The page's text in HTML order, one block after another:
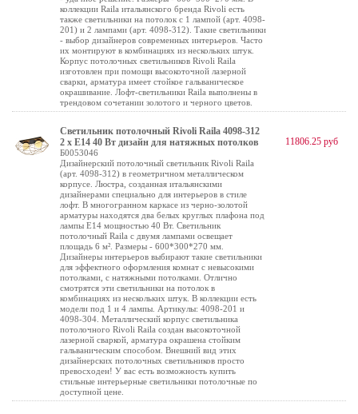
коллекции Raila итальянского бренда Rivoli есть
также светильники на потолок с 1 лампой (арт. 4098-
201) и 2 лампами (арт. 4098-312). Такие светильники
- выбор дизайнеров современных интерьеров. Часто
их монтируют в комбинациях из нескольких штук.
Корпус потолочных светильников Rivoli Raila
изготовлен при помощи высокоточной лазерной
сварки, арматура имеет стойкое гальваническое
окрашивание. Лофт-светильники Raila выполнены в
трендовом сочетании золотого и черного цветов.
Светильник потолочный Rivoli Raila 4098-312
2 х Е14 40 Вт дизайн для натяжных потолков
Б0053046
Дизайнерский потолочный светильник Rivoli Raila
(арт. 4098-312) в геометричном металлическом
корпусе. Люстра, созданная итальянскими
дизайнерами специально для интерьеров в стиле
лофт. В многогранном каркасе из черно-золотой
арматуры находятся два белых круглых плафона под
лампы Е14 мощностью 40 Вт. Светильник
потолочный Raila с двумя лампами освещает
площадь 6 м². Размеры - 600*300*270 мм.
Дизайнеры интерьеров выбирают такие светильники
для эффектного оформления комнат с невысокими
потолками, с натяжными потолками. Отлично
смотрятся эти светильники на потолок в
комбинациях из нескольких штук. В коллекции есть
модели под 1 и 4 лампы. Артикулы: 4098-201 и
4098-304. Металлический корпус светильника
потолочного Rivoli Raila создан высокоточной
лазерной сваркой, арматура окрашена стойким
гальваническим способом. Внешний вид этих
дизайнерских потолочных светильников просто
превосходен! У вас есть возможность купить
стильные интерьерные светильники потолочные по
доступной цене.
11806.25 руб